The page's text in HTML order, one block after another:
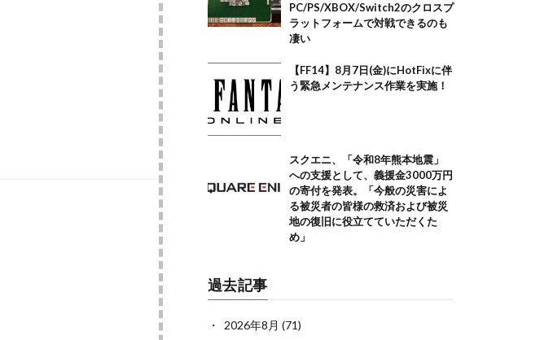
PC/PS/XBOX/Switch2のクロスプ
ラットフォームで対戦できるのも
凄い
【FF14】8月7日(金)にHotFixに伴
う緊急メンテナンス作業を実施！
スクエニ、「令和8年熊本地震」
への支援として、義援金3000万円
の寄付を発表。「今般の災害によ
る被災者の皆様の救済および被災
地の復旧に役立てていただくた
め」
過去記事
2026年8月 (71)